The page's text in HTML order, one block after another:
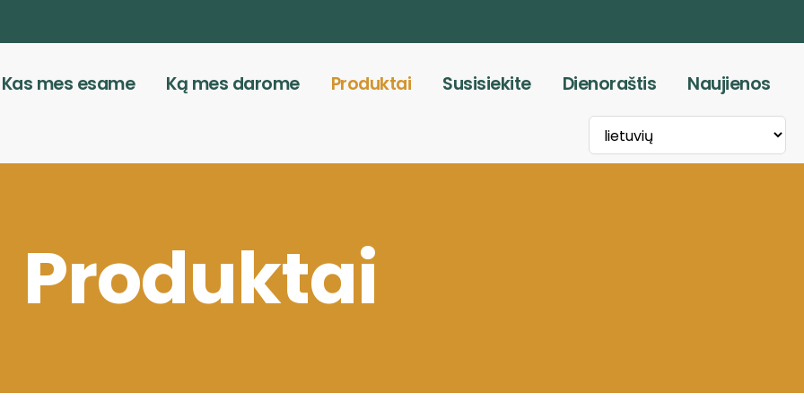
Kas mes esame Ką mes darome Produktai Susisiekite Dienoraštis Naujienos
Produktai